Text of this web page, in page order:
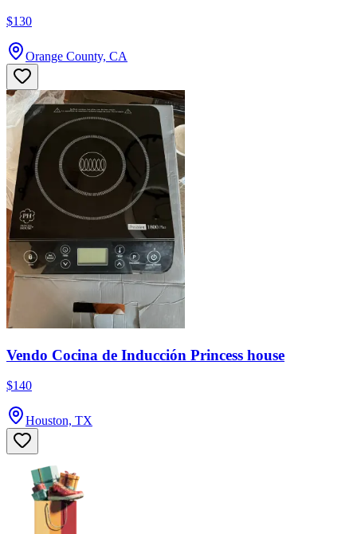
$130
Orange County, CA
Vendo Cocina de Inducción Princess house
$140
Houston, TX